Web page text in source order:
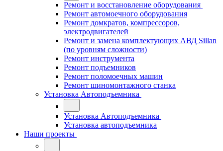
Ремонт и восстановление оборудования
Ремонт автомоечного оборудования
Ремонт домкратов, компрессоров,
электродвигателей
Ремонт и замена комплектующих АВД Sillan
(по уровням сложности)
Ремонт инструмента
Ремонт подъемников
Ремонт поломоечных машин
Ремонт шиномонтажного станка
Установка Автоподъемника
Установка Автоподъемника
Установка автоподъемника
Наши проекты